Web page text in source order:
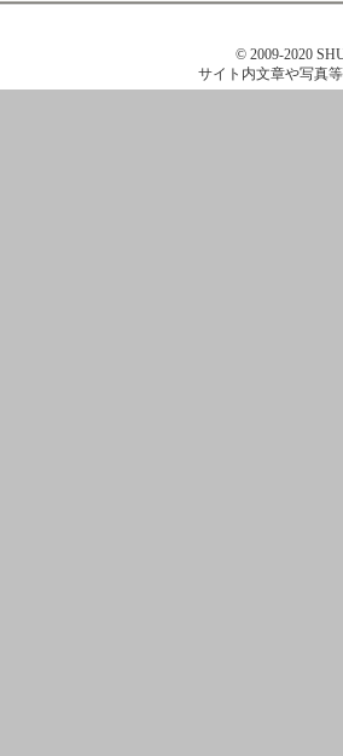
© 2009-2020
サイト内文章や写真